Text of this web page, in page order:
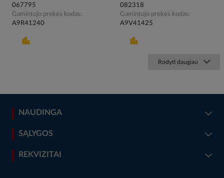
067795
Gamintojo prekės kodas
A9R41240
082318
Gamintojo prekės kodas
A9V41425
Rodyti daugiau
NAUDINGA
SĄLYGOS
REKVIZITAI